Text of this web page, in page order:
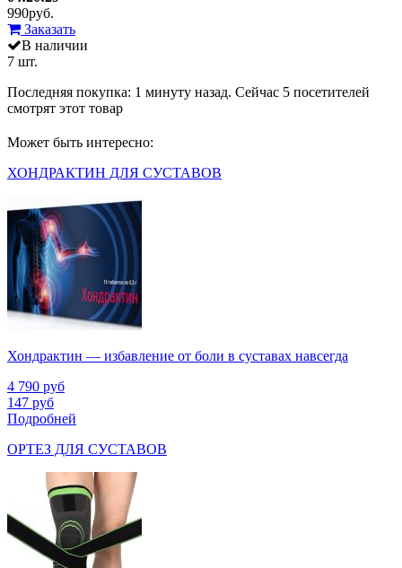
990руб.
Заказать
В наличии
7 шт.
Последняя покупка: 1 минуту назад. Сейчас 5 посетителей
смотрят этот товар
Может быть интересно:
ХОНДРАКТИН ДЛЯ СУСТАВОВ
Хондрактин — избавление от боли в суставах навсегда
4 790 руб
147 руб
Подробней
ОРТЕЗ ДЛЯ СУСТАВОВ